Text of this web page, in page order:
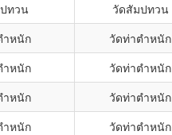
ทวน วัดสัมปทวน
ำหนัก วัดท่าตำหนัก
ำหนัก วัดท่าตำหนัก
ำหนัก วัดท่าตำหนัก
ำหนัก วัดท่าตำหนัก